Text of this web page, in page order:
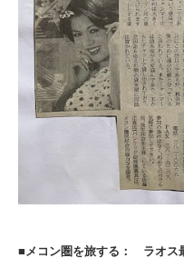
■メコン圏を旅する： ラオス